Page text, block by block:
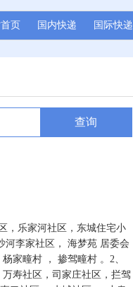
页 国内快递 国际快递
查询
，乐家河社区，东城住宅小
河李家社区， 海梦苑 居委会
家疃村 ， 掺驾疃村 。2、
寿社区，司家庄社区，拦驾